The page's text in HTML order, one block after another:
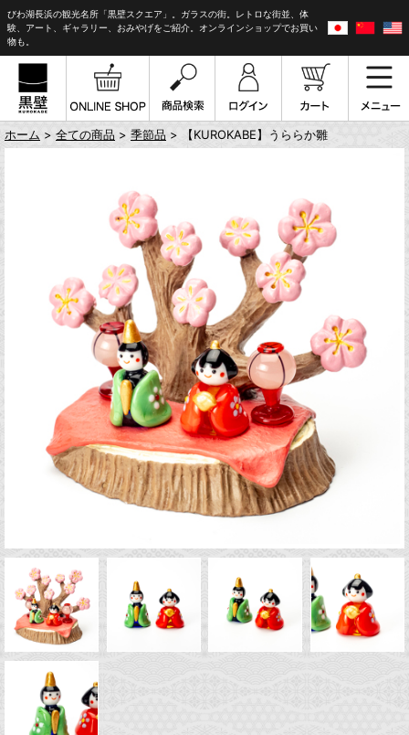
びわ湖長浜の観光名所「黒壁スクエア」。ガラスの街。レトロな街並、体
験、アート、ギャラリー、おみやげをご紹介。オンラインショップでお買い
物も。
ホーム > 全ての商品 > 季節品 > 【KUROKABE】うららか雛